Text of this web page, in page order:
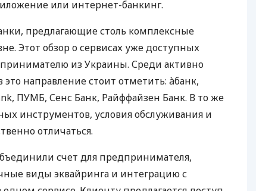
или интернет-банкинг.
предлагающие столь комплексные
Этот обзор о сервисах уже доступных
из Украины. Среди активно
направление стоит отметить: àбанк,
ПУМБ, Сенс Банк, Райффайзен Банк. В то же
инструментов, условия обслуживания и
отличаться.
счет для предпринимателя,
виды эквайринга и интеграцию с